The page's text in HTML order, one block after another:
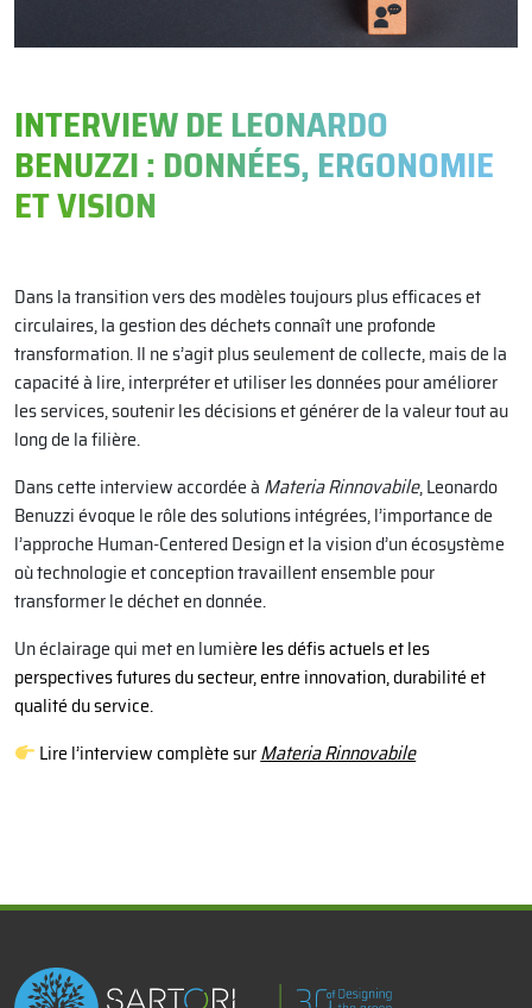
INTERVIEW DE LEONARDO
BENUZZI : DONNÉES, ERGONOMIE
ET VISION
Dans la transition vers des modèles toujours plus efficaces et
circulaires, la gestion des déchets connaît une profonde
transformation. Il ne s’agit plus seulement de collecte, mais de la
capacité à lire, interpréter et utiliser les données pour améliorer
les services, soutenir les décisions et générer de la valeur tout au
long de la filière.
Dans cette interview accordée à Materia Rinnovabile, Leonardo
Benuzzi évoque le rôle des solutions intégrées, l’importance de
l’approche Human-Centered Design et la vision d’un écosystème
où technologie et conception travaillent ensemble pour
transformer le déchet en donnée.
Un éclairage qui met en lumière les défis actuels et les
perspectives futures du secteur, entre innovation, durabilité et
qualité du service.
Lire l’interview complète surMateria Rinnovabile
x